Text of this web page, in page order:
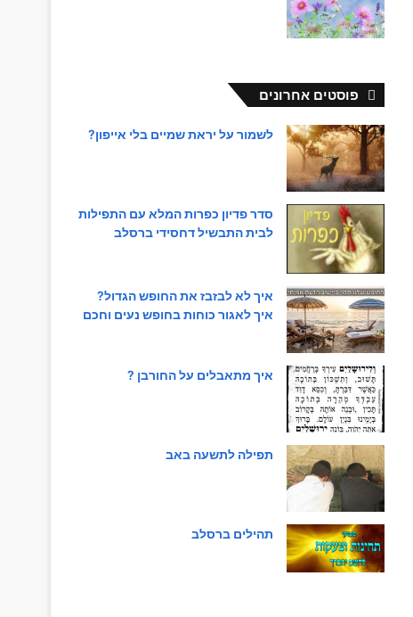
פוסטים אחרונים
לשמור על יראת שמיים בלי אייפון?
סדר פדיון כפרות המלא עם התפילות
לבית התבשיל דחסידי ברסלב
איך לא לבזבז את החופש הגדול?
איך לאגור כוחות בחופש נעים וחכם
איך מתאבלים על החורבן ?
תפילה לתשעה באב
תהילים ברסלב